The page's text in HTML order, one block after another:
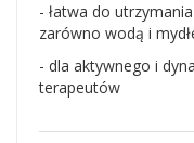
- łatwa do
zarówno wodą i
- dla aktywnego i
terapeutów